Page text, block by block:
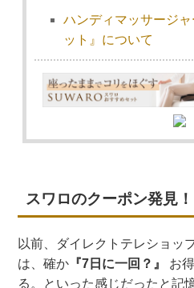
ハンディマッサージ
ット』について
スワロのクーポン発見！
以前、ダイレクトテレショッ
は、確か 『7日に一回？』
お
る。といった感じだったと記